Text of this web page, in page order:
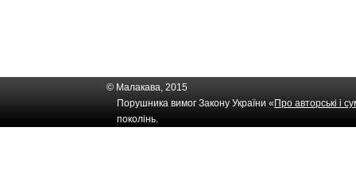
© Малакава, 2015
Порушника вимог Закону України « Про авторські і
поколінь.